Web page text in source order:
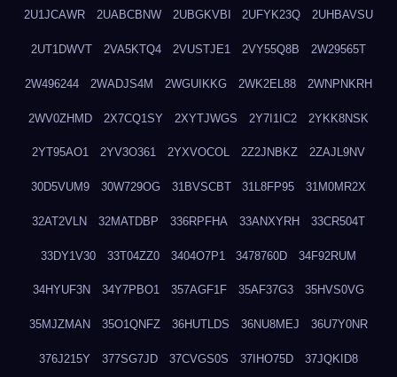
2U1JCAWR 2UABCBNW 2UBGKVBI 2UFYK23Q 2UHBAVSU
2UT1DWVT 2VA5KTQ4 2VUSTJE1 2VY55Q8B 2W29565T
2W496244 2WADJS4M 2WGUIKKG 2WK2EL88 2WNPNKRH
2WV0ZHMD 2X7CQ1SY 2XYTJWGS 2Y7I1IC2 2YKK8NSK
2YT95AO1 2YV3O361 2YXVOCOL 2Z2JNBKZ 2ZAJL9NV
30D5VUM9 30W729OG 31BVSCBT 31L8FP95 31M0MR2X
32AT2VLN 32MATDBP 336RPFHA 33ANXYRH 33CR504T
33DY1V30 33T04ZZ0 3404O7P1 3478760D 34F92RUM
34HYUF3N 34Y7PBO1 357AGF1F 35AF37G3 35HVS0VG
35MJZMAN 35O1QNFZ 36HUTLDS 36NU8MEJ 36U7Y0NR
376J215Y 377SG7JD 37CVGS0S 37IHO75D 37JQKID8